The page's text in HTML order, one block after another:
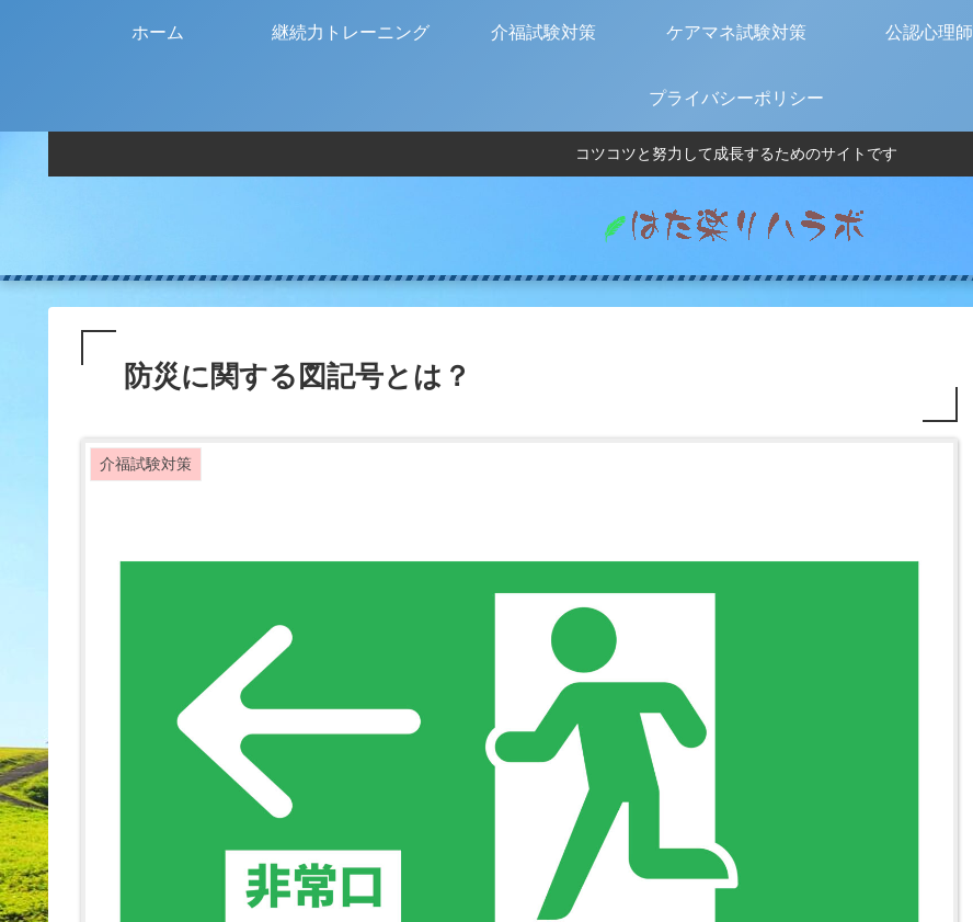
コツコツと努力して成長するためのサイトです
ホーム 継続力トレーニング 介福試験対策 ケアマネ試験対策 公認心理師
プライバシーポリシー
防災に関する図記号とは？
介福試験対策